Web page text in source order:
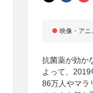
映像・アニ
抗菌薬が効か
よって、
86万人やマラ